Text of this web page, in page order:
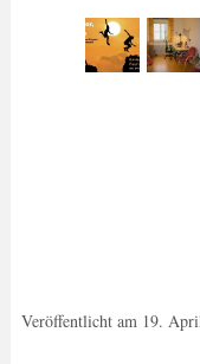
Veröffentlicht am 19.